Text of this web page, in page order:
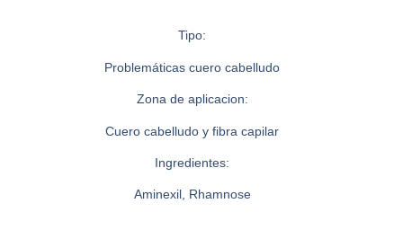
Tipo:
Problemáticas cuero cabelludo
Zona de aplicacion:
Cuero cabelludo y fibra capilar
Ingredientes:
Aminexil, Rhamnose